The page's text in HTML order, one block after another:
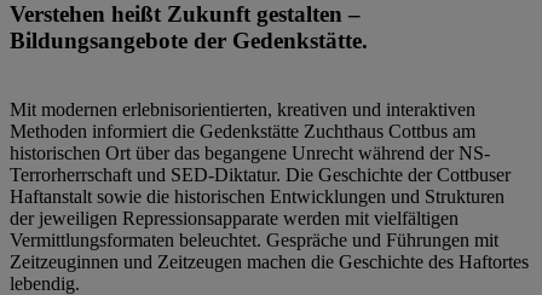
Verstehen heißt Zukunft gestalten –
Bildungsangebote der Gedenkstätte.
Mit modernen erlebnisorientierten, kreativen und interaktiven
Methoden informiert die Gedenkstätte Zuchthaus Cottbus am
historischen Ort über das begangene Unrecht während der NS-
Terrorherrschaft und SED-Diktatur. Die Geschichte der Cottbuser
Haftanstalt sowie die historischen Entwicklungen und Strukturen
der jeweiligen Repressionsapparate werden mit vielfältigen
Vermittlungsformaten beleuchtet. Gespräche und Führungen mit
Zeitzeuginnen und Zeitzeugen machen die Geschichte des Haftortes
lebendig.